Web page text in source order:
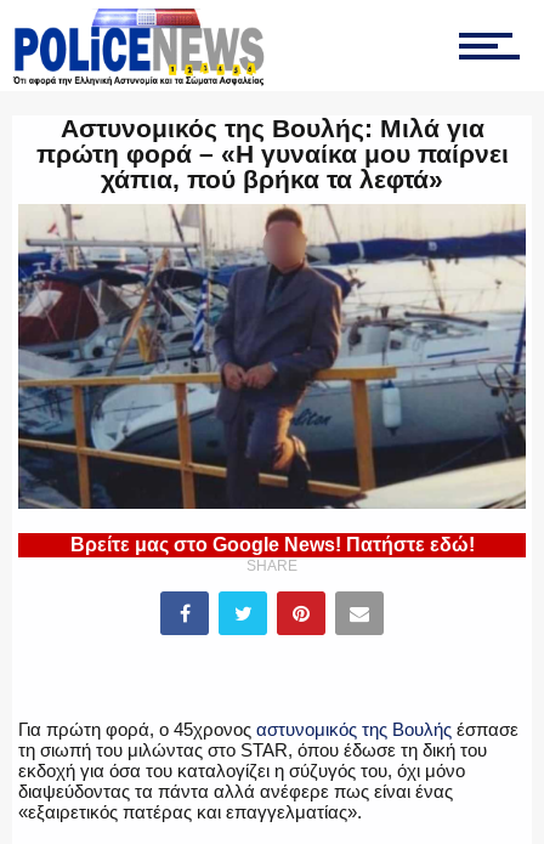
ΟΜΑΔΑ “Ζ”
ΕΚΑΜ
ΥΑΤ/ΥΜΕΤ
ΕΛΛΗΝΙΚΗ ΑΣΤΥΝΟΜΙΑ
ΠΥΡΟΣΒΕΣΤΙΚΗ
ΕΝΟΠΛΕΣ ΔΥΝΑΜΕΙΣ
Αστυνομικός της Βουλής: Μιλά για
πρώτη φορά – «Η γυναίκα μου παίρνει
χάπια, πού βρήκα τα λεφτά»
Βρείτε μας στο Google News! Πατήστε εδώ!
SHARE
Για πρώτη φορά, ο 45χρονος αστυνομικός της Βουλής έσπασε
τη σιωπή του μιλώντας στο STAR, όπου έδωσε τη δική του
εκδοχή για όσα του καταλογίζει η σύζυγός του, όχι μόνο
διαψεύδοντας τα πάντα αλλά ανέφερε πως είναι ένας
«εξαιρετικός πατέρας και επαγγελματίας».